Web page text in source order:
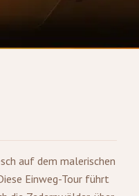
auf dem malerischen
Einweg-Tour führt